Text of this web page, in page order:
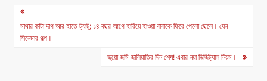
Post
navigation
মাথার কাটা দাগ আর হাতে ট্যাটু; ১৪ বছর আগে হারিয়ে হাওয়া বাবাকে ফিরে পেলো ছেলে। যেন
সিনেমার গল্প।
ভূয়ো জমি জালিয়াতির দিন শেষ! এবার নয়া ডিজিট্যাল নিয়ম।